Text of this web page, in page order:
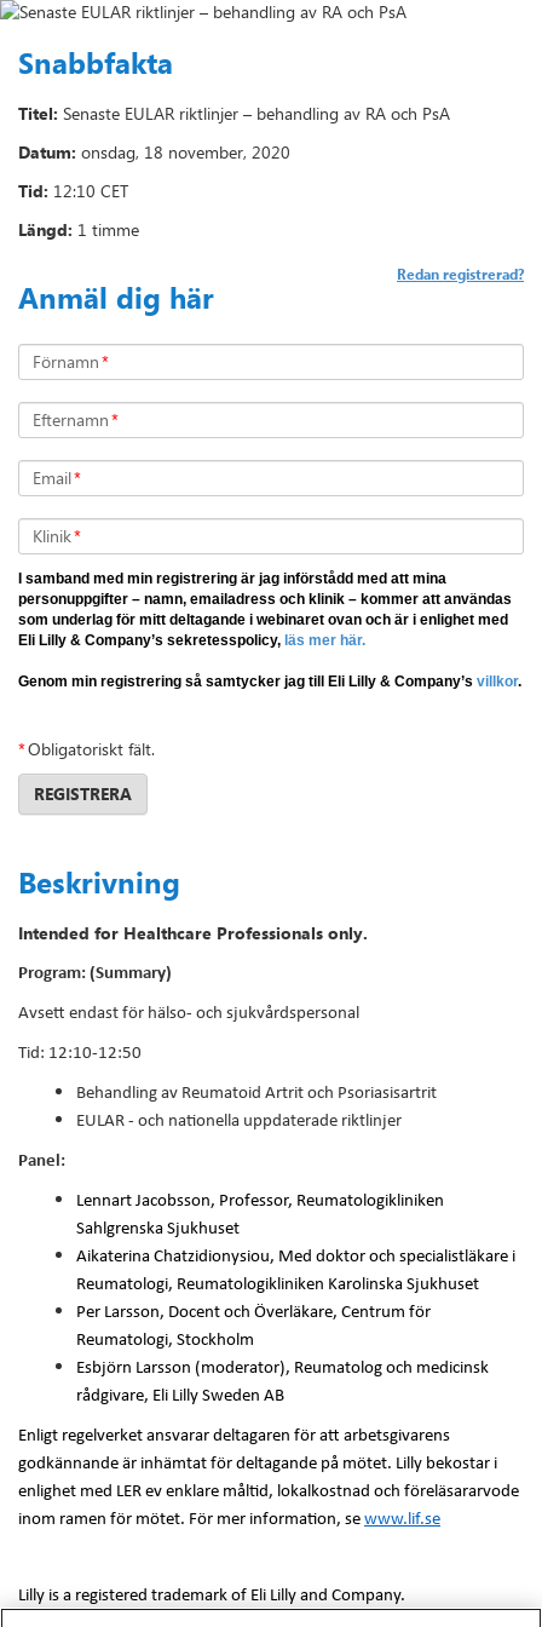
Snabbfakta
Titel: Senaste EULAR riktlinjer – behandling av RA och PsA
Datum: onsdag, 18 november, 2020
Tid: 12:10 CET
Längd: 1 timme
Anmäl dig här
Redan registrerad?
Förnamn*
Efternamn*
Email*
Klinik*
I samband med min registrering är jag införstådd med att mina
personuppgifter – namn, emailadress och klinik – kommer att användas
som underlag för mitt deltagande i webinaret ovan och är i enlighet med
Eli Lilly & Company’s sekretesspolicy, läs mer här.
Genom min registrering så samtycker jag till Eli Lilly & Company’s villkor.
*Obligatoriskt fält.
REGISTRERA
Beskrivning
Intended for Healthcare Professionals only.
Program: (Summary)
Avsett endast för hälso- och sjukvårdspersonal
Tid: 12:10-12:50
Behandling av Reumatoid Artrit och Psoriasisartrit
EULAR - och nationella uppdaterade riktlinjer
Panel:
Lennart Jacobsson, Professor, Reumatologikliniken
Sahlgrenska Sjukhuset
Aikaterina Chatzidionysiou, Med doktor och specialistläkare i
Reumatologi, Reumatologikliniken Karolinska Sjukhuset
Per Larsson, Docent och Överläkare, Centrum för
Reumatologi, Stockholm
Esbjörn Larsson (moderator), Reumatolog och medicinsk
rådgivare, Eli Lilly Sweden AB
Enligt regelverket ansvarar deltagaren för att arbetsgivarens
godkännande är inhämtat för deltagande på mötet. Lilly bekostar i
enlighet med LER ev enklare måltid, lokalkostnad och föreläsararvode
inom ramen för mötet. För mer information, se www.lif.se
Lilly is a registered trademark of Eli Lilly and Company.